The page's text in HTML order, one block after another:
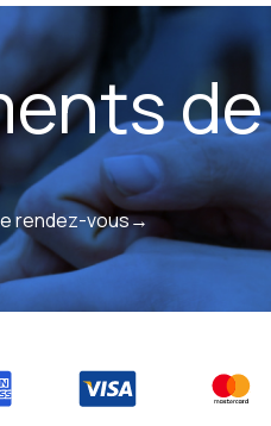
rendez-vous→